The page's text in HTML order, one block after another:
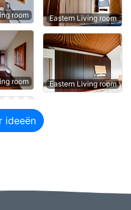
room
room
Eastern Living room
Eastern Living room
ideeën